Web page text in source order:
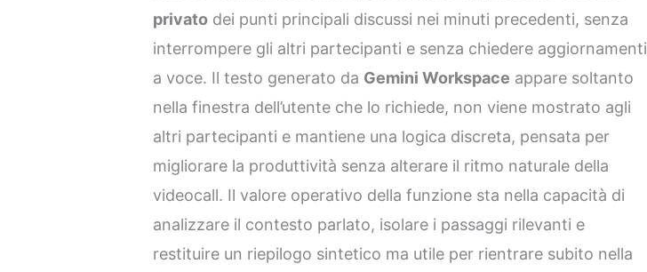
privato dei punti principali discussi nei minuti precedenti, senza
interrompere gli altri partecipanti e senza chiedere aggiornamenti
a voce. Il testo generato da Gemini Workspace appare soltanto
nella finestra dell’utente che lo richiede, non viene mostrato agli
altri partecipanti e mantiene una logica discreta, pensata per
migliorare la produttività senza alterare il ritmo naturale della
videocall. Il valore operativo della funzione sta nella capacità di
analizzare il contesto parlato, isolare i passaggi rilevanti e
restituire un riepilogo sintetico ma utile per rientrare subito nella